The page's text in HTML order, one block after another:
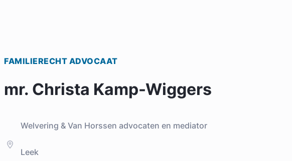
FAMILIERECHT ADVOCAAT
mr. Christa Kamp-Wiggers
Welvering & Van Horssen advocaten en mediator
Leek